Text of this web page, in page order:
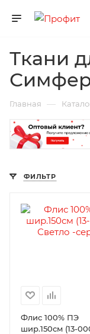
Ткани
Главная —
ФИЛЬТР
Флис 100% ПЭ
шир.150см (13-